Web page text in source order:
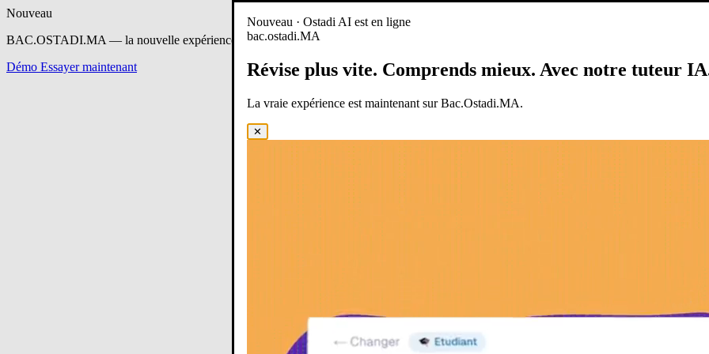
Nouveau
BAC.OSTADI.MA — la nouvelle expérience d’apprentissage est en ligne
Démo Essayer maintenant
Nouveau · Ostadi AI est en ligne
bac.ostadi.MA
Révise plus vite. Comprends mieux. Avec notre tuteur
La vraie expérience est maintenant sur Bac.Ostadi.MA.
✕